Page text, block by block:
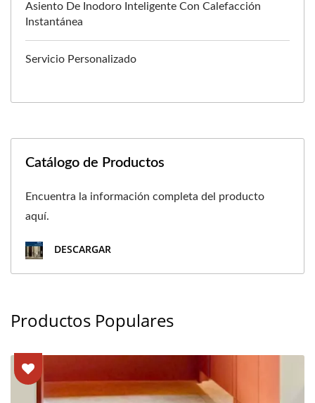
Asiento De Inodoro Inteligente Con Calefacción
Instantánea
Servicio Personalizado
Catálogo de Productos
Encuentra la información completa del producto
aquí.
DESCARGAR
Productos Populares